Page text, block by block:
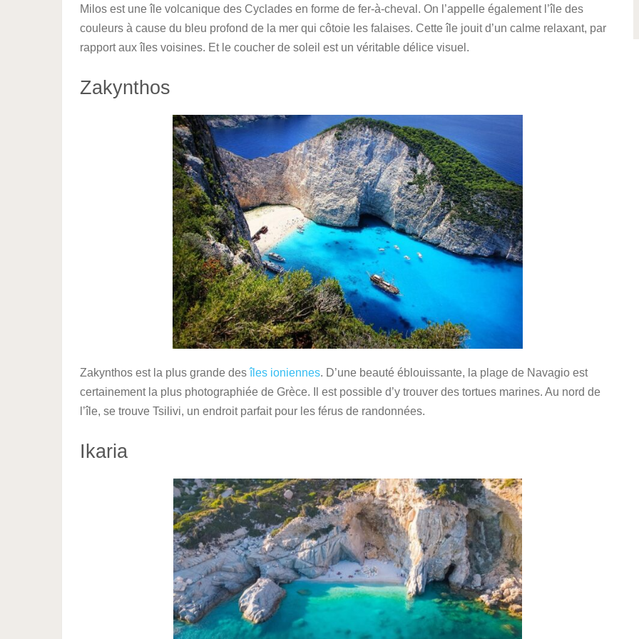
Milos est une île volcanique des Cyclades en forme de fer-à-cheval. On l’appelle également l’île des
couleurs à cause du bleu profond de la mer qui côtoie les falaises. Cette île jouit d’un calme relaxant, par
rapport aux îles voisines. Et le coucher de soleil est un véritable délice visuel.
Zakynthos
Zakynthos est la plus grande desîles ioniennes. D’une beauté éblouissante, la plage de Navagio est
certainement la plus photographiée de Grèce. Il est possible d’y trouver des tortues marines. Au nord de
l’île, se trouve Tsilivi, un endroit parfait pour les férus de randonnées.
Ikaria